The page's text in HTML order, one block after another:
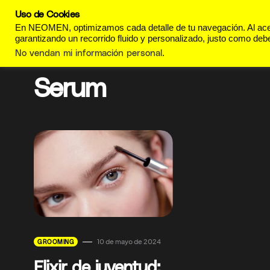
Serum
GROOMING 10 de mayo de 2024
Uso de Cookies
En NEOMEN, optimizamos cada detalle de tu navegación. Al
garantizando un recorrido fluido y personalizado, justo como
No vendan mi información personal.